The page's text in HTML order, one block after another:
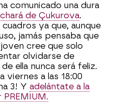
comunicado una dura
de Çukurova.
ya que, aunque
jamás pensaba que
cree que solo
olvidarse de
ella nunca será feliz.
viernes a las 18:00
3! Y adelántate a la
PREMIUM.